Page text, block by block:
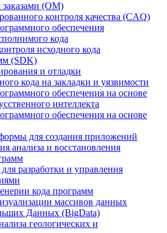
(OM)
контроля качества (CAQ)
обеспечения
кода
исходного кода
(SDK)
и отладки
кода на закладки и уязвимости
обеспечения на основе
интеллекта
обеспечения на основе
для создания приложений
анализа и восстановления
разработки и управления
кода программ
массивов данных
Данных (BigData)
геологических и